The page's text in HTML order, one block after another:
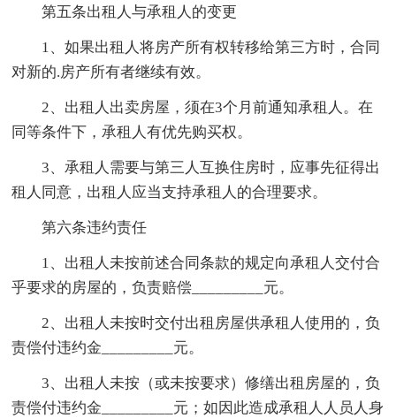
第五条出租人与承租人的变更
1、如果出租人将房产所有权转移给第三方时，合同
对新的.房产所有者继续有效。
2、出租人出卖房屋，须在3个月前通知承租人。在
同等条件下，承租人有优先购买权。
3、承租人需要与第三人互换住房时，应事先征得出
租人同意，出租人应当支持承租人的合理要求。
第六条违约责任
1、出租人未按前述合同条款的规定向承租人交付合
乎要求的房屋的，负责赔偿_________元。
2、出租人未按时交付出租房屋供承租人使用的，负
责偿付违约金_________元。
3、出租人未按（或未按要求）修缮出租房屋的，负
责偿付违约金_________元；如因此造成承租人人员人身